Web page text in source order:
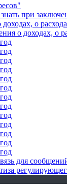
при
о
о доходах, о
для